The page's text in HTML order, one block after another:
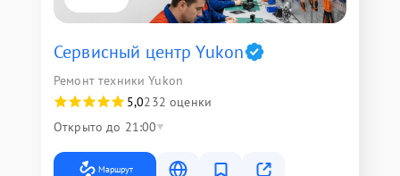
Сервисный центр Yukon
Ремонт техники Yukon
5,0232 оценки
Открыто до 21:00
Маршрут